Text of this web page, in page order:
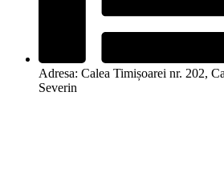
Adresa: Calea Timișoarei nr. 202,
Severin